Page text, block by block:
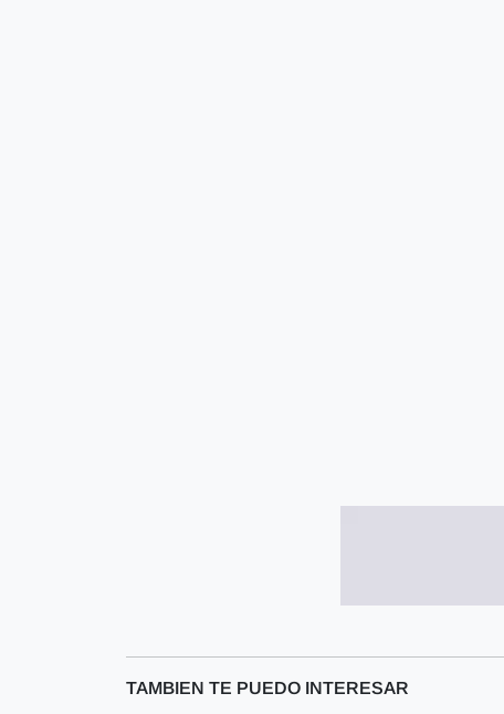
TAMBIEN TE PUEDO INTERESAR